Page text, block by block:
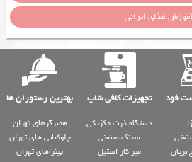
آموزش غذای ایرانی
فود تجهیزات کافی شاپ بهترین رستوران ها
بریان
دستگاه ذرت مکزیکی
سینک صنعتی
میز کار استیل
همبرگرهای تهران
چلوکبابی های تهران
پیتزاهای تهران